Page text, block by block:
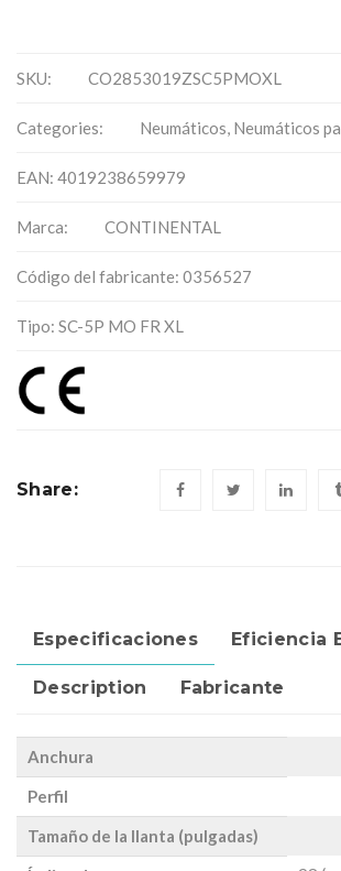
SKU: CO2853019ZSC5PMOXL
Categories: Neumáticos, Neumáticos
EAN: 4019238659979
Marca: CONTINENTAL
Código del fabricante: 0356527
Tipo: SC-5P MO FR XL
Share:
Especificaciones Eficiencia
Description Fabricante
Anchura
Perfil
Tamaño de la llanta (pulgadas)